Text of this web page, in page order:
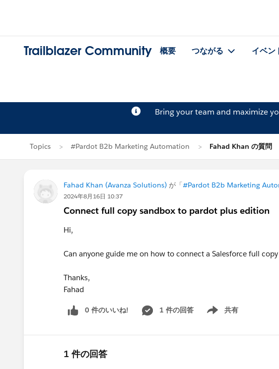
Trailblazer Community 概要 つながる イベン
Bring your team and maximize
Topics #Pardot B2b Marketing Automation Fahad Khan の質問
Fahad Khan (Avanza Solutions) が「#Pardot B2b Marketing
2024年8月16日 10:37
Connect full copy sandbox to pardot plus edition
Hi,
Can anyone guide me on how to connect a Salesforce full
Thanks,
Fahad
0 件のいいね! 1 件の回答 共有
Show menu
1 件の回答